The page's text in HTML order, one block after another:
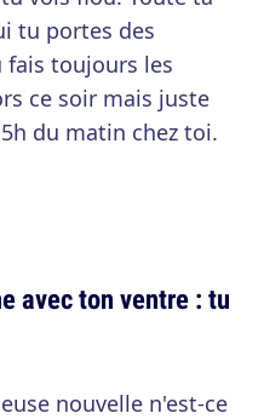
tu portes des
toujours les
ce soir mais juste
du matin chez toi.
avec ton ventre : tu
nouvelle n'est-ce